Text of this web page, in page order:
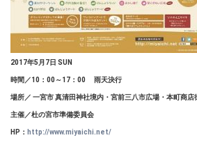
2017年5月7日 SUN
時間／10：00～17：00 雨天決行
場所／ 一宮市 真清田神社境内・宮前三八市広場・本町商店
主催／杜の宮市準備委員会
HP： http://www.miyaichi.net/